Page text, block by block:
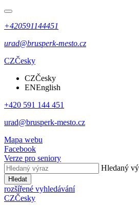
+420591144451
urad@brusperk-mesto.cz
CZČesky
CZČesky
ENEnglish
+420 591 144 451
urad@brusperk-mesto.cz
Mapa webu
Facebook
Verze pro seniory
Hledaný
Hledat
rozšířené vyhledávání
CZČesky